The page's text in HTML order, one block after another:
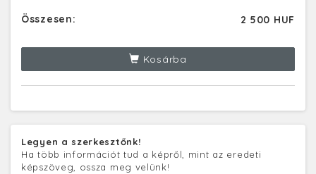
Összesen: 2 500 HUF
Kosárba
Legyen a szerkesztőnk!
Ha több információt tud a képről, mint az eredeti
képszöveg, ossza meg velünk!